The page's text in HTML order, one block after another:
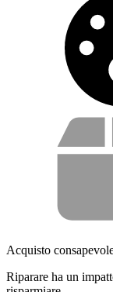
Cosa
Acquisto
Riparare ha un